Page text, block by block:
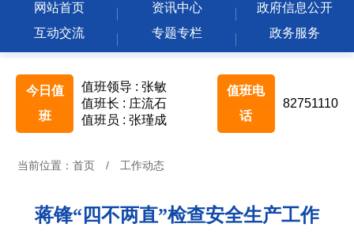
网站首页 资讯中心
政府信息公开
互动交流
专题专栏 政务服务
今日值
班
值班领导 : 张敏
值班长 : 庄流石
值班员 : 张瑾成
值班电
话
82751110
当前位置： 首页 / 工作动态
蒋锋“四不两直”检查安全生产工作